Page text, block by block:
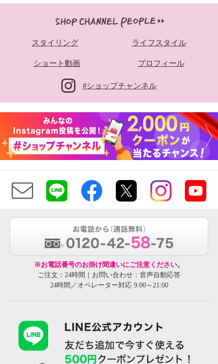
スタイリング ライフスタイル
ショート動画 プロフィール
#ショップチャンネル
※お電話番号のお掛け間違いにご注意ください。
ご注文：24時間｜お問い合わせ：音声自動応答
24時間／オペレーター対応 9:00～21:00